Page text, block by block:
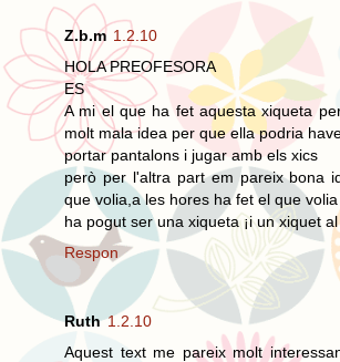
Z.b.m 1.2.10
HOLA PREOFESORA
ES
A mi el que ha fet aquesta xiqueta
molt mala idea per que ella podria
portar pantalons i jugar amb els xics
però per l'altra part em pareix bona
que volia,a les hores ha fet el que
ha pogut ser una xiqueta ¡i un xiquet
Respon
Ruth 1.2.10
Aquest text me pareix molt